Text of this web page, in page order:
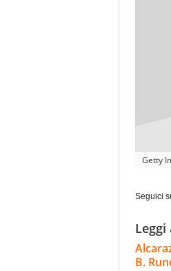
Getty
Seguici
Leggi
B.